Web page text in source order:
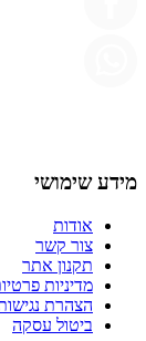
מידע שימושי
אודות
צור קשר
תקנון אתר
מדיניות
הצהרת
ביטול עסקה